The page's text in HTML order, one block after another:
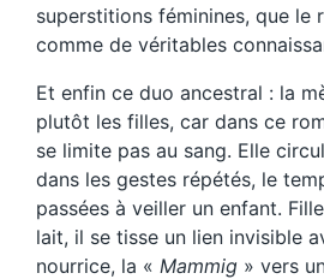
superstitions féminines, que le
comme de véritables
Et enfin ce duo ancestral : la
plutôt les filles, car dans ce
se limite pas au sang. Elle
dans les gestes répétés, le
passées à veiller un enfant.
lait, il se tisse un lien invisible
nourrice, la « Mammig » vers